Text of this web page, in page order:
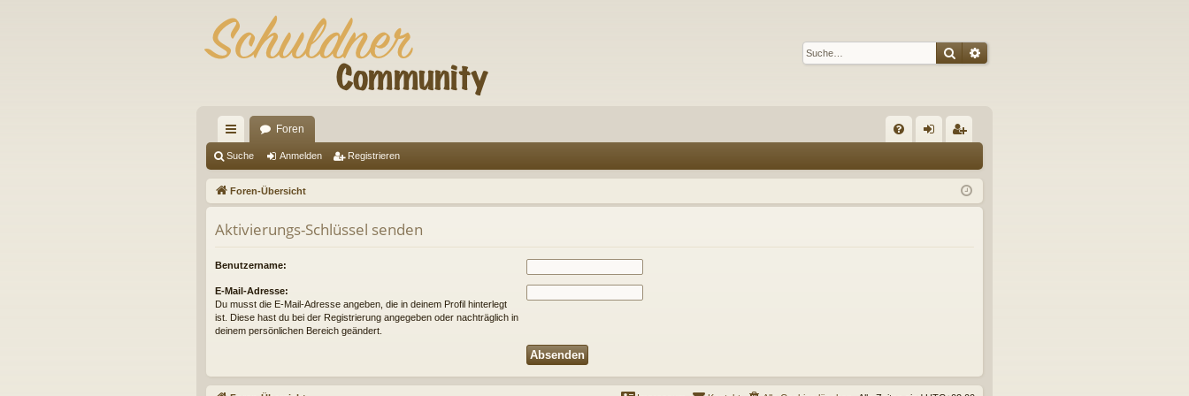
SucheErweiterte Suche
ch
ne
llz
ug
riff
Foren
Q m
el
ist
rie
Suche Anmelden Registrieren
Foren-Übersicht
Aktivierungs-Schlüssel senden
Benutzername:
E-Mail-Adresse:
Du musst die E-Mail-Adresse angeben, die in deinem Profil hinterlegt
ist. Diese hast du bei der Registrierung angegeben oder nachträglich in
deinem persönlichen Bereich geändert.